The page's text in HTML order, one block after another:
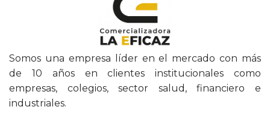
Somos una empresa líder en el mercado con más
de 10 años en clientes institucionales como
empresas, colegios, sector salud, financiero e
industriales.